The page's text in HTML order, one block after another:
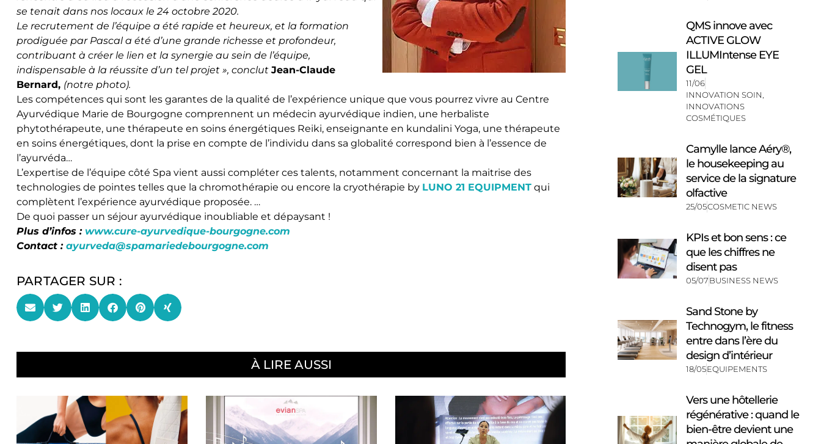
se tenait dans nos locaux le 24 octobre 2020.
Le recrutement de l’équipe a été rapide et heureux, et la formation
prodiguée par Pascal a été d’une grande richesse et profondeur,
contribuant à créer le lien et la synergie au sein de l’équipe,
indispensable à la réussite d’un tel projet », conclut Jean-Claude
Bernard, (notre photo).
Les compétences qui sont les garantes de la qualité de l’expérience unique que vous pourrez vivre au Centre
Ayurvédique Marie de Bourgogne comprennent un médecin ayurvédique indien, une herbaliste
phytothérapeute, une thérapeute en soins énergétiques Reiki, enseignante en kundalini Yoga, une thérapeute
en soins énergétiques, dont la prise en compte de l’individu dans sa globalité correspond bien à l’essence de
l’ayurvéda…
L’expertise de l’équipe côté Spa vient aussi compléter ces talents, notamment concernant la maitrise des
technologies de pointes telles que la chromothérapie ou encore la cryothérapie by LUNO 21 EQUIPMENT qui
complètent l’expérience ayurvédique proposée. …
De quoi passer un séjour ayurvédique inoubliable et dépaysant !
Plus d’infos : www.cure-ayurvedique-bourgogne.com
Contact : ayurveda@spamariedebourgogne.com
PARTAGER SUR :
À LIRE AUSSI
QMS innove avec
ACTIVE GLOW
ILLUMIntense EYE
GEL
11/06
INNOVATION SOIN
INNOVATIONS
COSMÉTIQUES
Camylle lance Aéry®,
le housekeeping au
service de la signature
olfactive
25/05COSMETIC NEWS
KPIs et bon sens : ce
que les chiffres ne
disent pas
05/07BUSINESS NEWS
Sand Stone by
Technogym, le fitness
entre dans l’ère du
design d’intérieur
18/05EQUIPEMENTS
Vers une hôtellerie
régénérative : quand le
bien-être devient une